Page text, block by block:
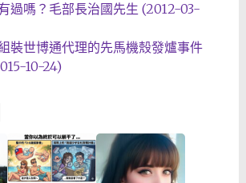
過嗎？毛部長治國先生 (2012-03-
裝世博通代理的先馬機殼發爐事件
10-24)